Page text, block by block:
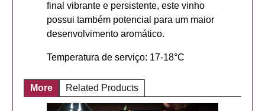
final vibrante e persistente, este vinho
possui também potencial para um maior
desenvolvimento aromático.
Temperatura de serviço: 17-18°C
More Related Products